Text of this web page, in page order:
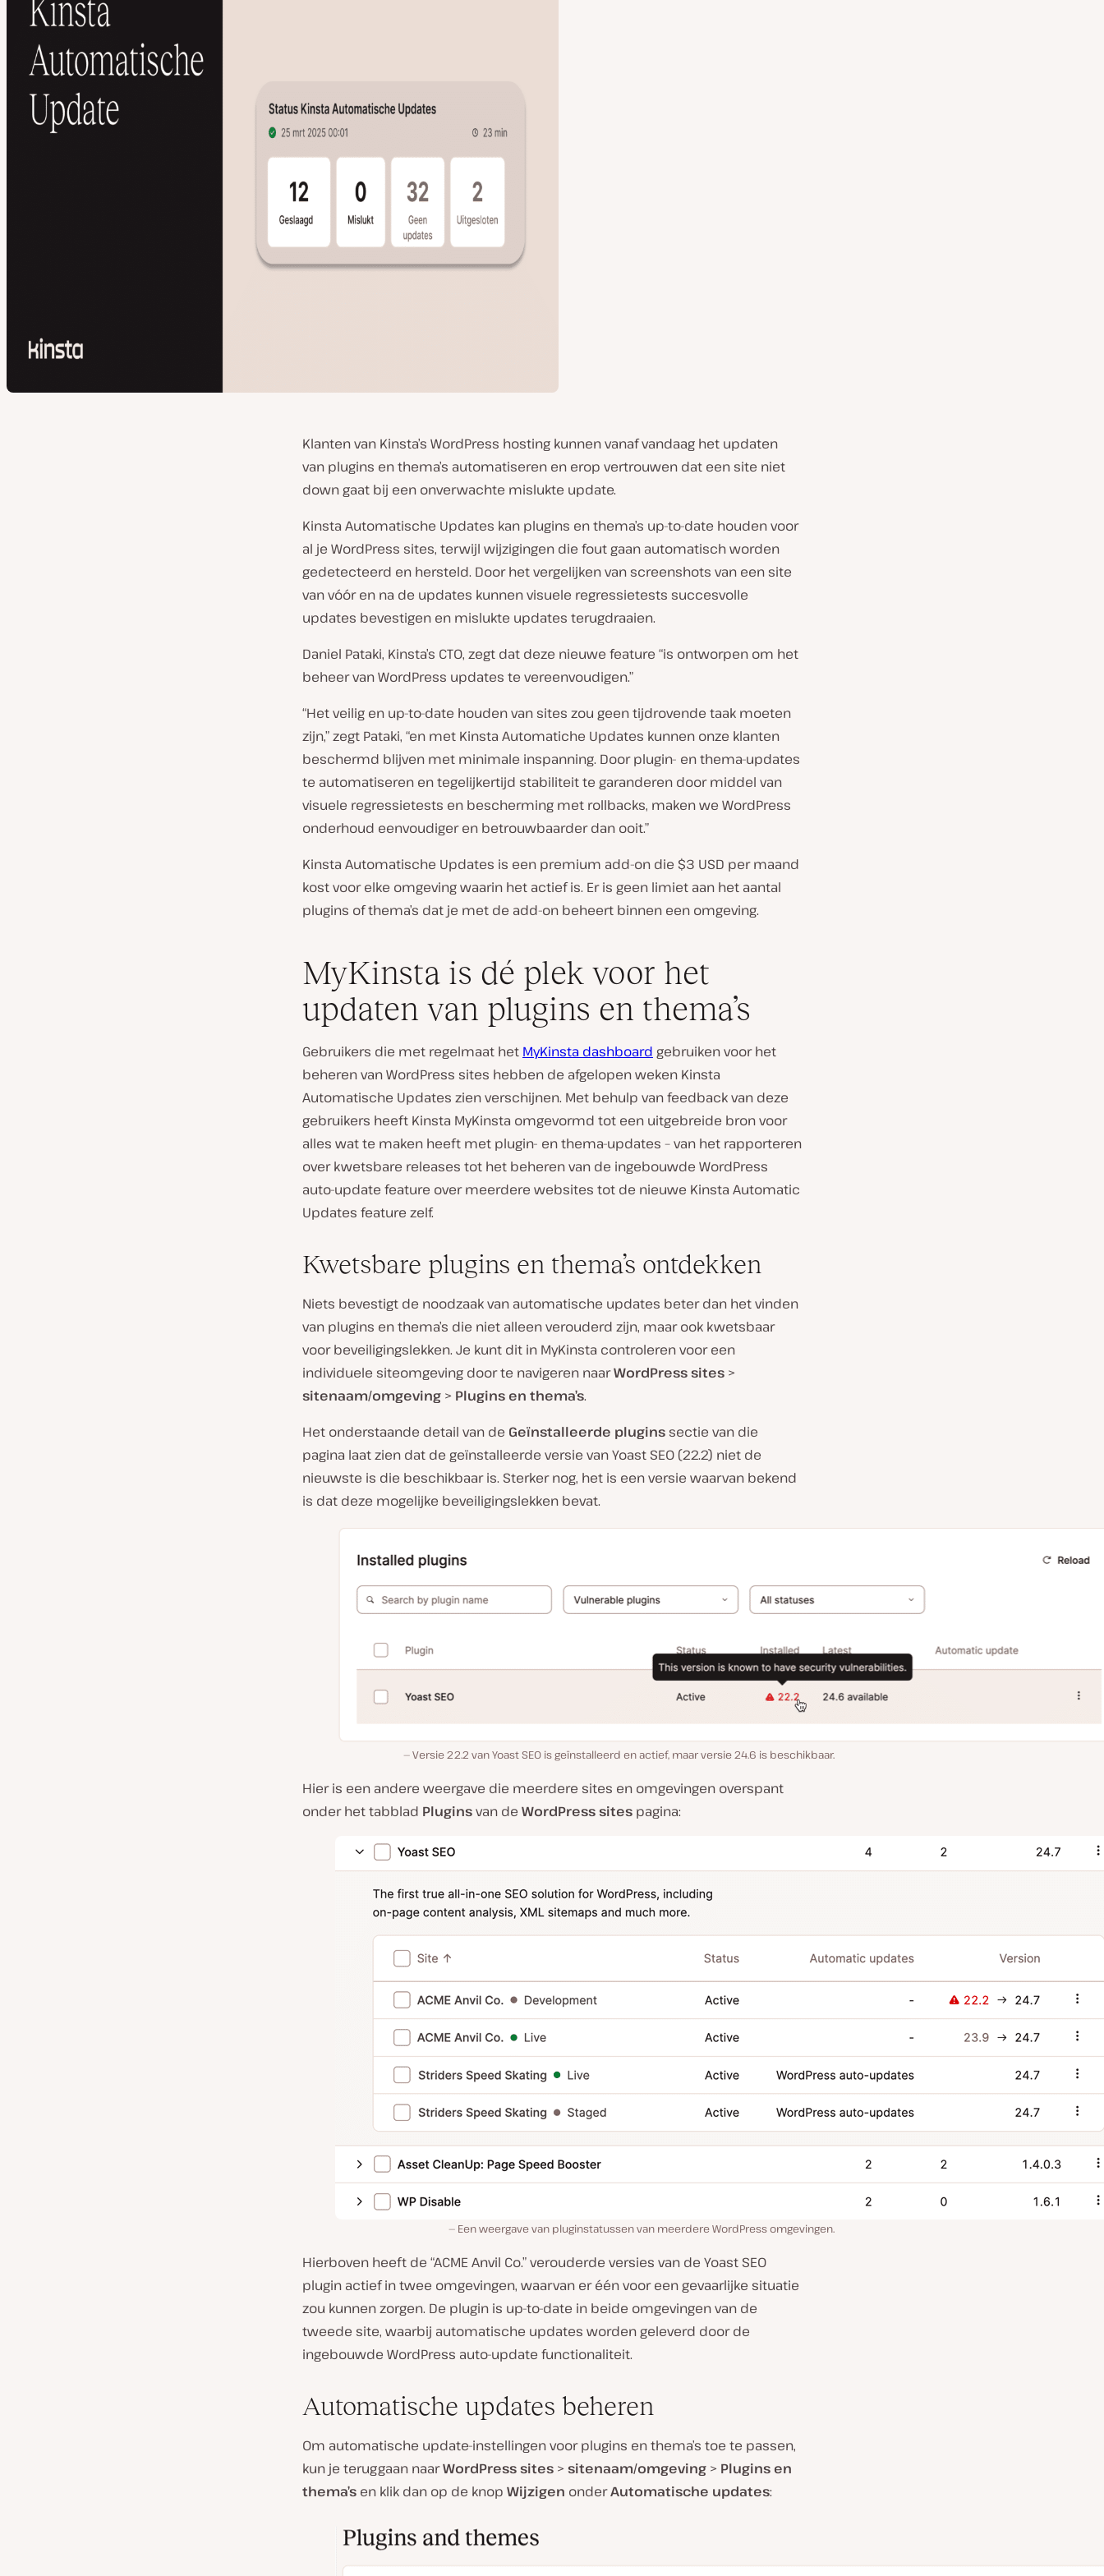
Klanten van Kinsta’s WordPress hosting kunnen vanaf vandaag het updaten
van plugins en thema’s automatiseren en erop vertrouwen dat een site niet
down gaat bij een onverwachte mislukte update.
Kinsta Automatische Updates kan plugins en thema’s up-to-date houden voor
al je WordPress sites, terwijl wijzigingen die fout gaan automatisch worden
gedetecteerd en hersteld. Door het vergelijken van screenshots van een site
van vóór en na de updates kunnen visuele regressietests succesvolle
updates bevestigen en mislukte updates terugdraaien.
Daniel Pataki, Kinsta’s CTO, zegt dat deze nieuwe feature “is ontworpen om het
beheer van WordPress updates te vereenvoudigen.”
“Het veilig en up-to-date houden van sites zou geen tijdrovende taak moeten
zijn,” zegt Pataki, “en met Kinsta Automatiche Updates kunnen onze klanten
beschermd blijven met minimale inspanning. Door plugin- en thema-updates
te automatiseren en tegelijkertijd stabiliteit te garanderen door middel van
visuele regressietests en bescherming met rollbacks, maken we WordPress
onderhoud eenvoudiger en betrouwbaarder dan ooit.”
Kinsta Automatische Updates is een premium add-on die $3 USD per maand
kost voor elke omgeving waarin het actief is. Er is geen limiet aan het aantal
plugins of thema’s dat je met de add-on beheert binnen een omgeving.
MyKinsta is dé plek voor het
updaten van plugins en thema’s
Gebruikers die met regelmaat het MyKinsta dashboard gebruiken voor het
beheren van WordPress sites hebben de afgelopen weken Kinsta
Automatische Updates zien verschijnen. Met behulp van feedback van deze
gebruikers heeft Kinsta MyKinsta omgevormd tot een uitgebreide bron voor
alles wat te maken heeft met plugin- en thema-updates – van het rapporteren
over kwetsbare releases tot het beheren van de ingebouwde WordPress
auto-update feature over meerdere websites tot de nieuwe Kinsta Automatic
Updates feature zelf.
Kwetsbare plugins en thema’s ontdekken
Niets bevestigt de noodzaak van automatische updates beter dan het vinden
van plugins en thema’s die niet alleen verouderd zijn, maar ook kwetsbaar
voor beveiligingslekken. Je kunt dit in MyKinsta controleren voor een
individuele siteomgeving door te navigeren naarWordPress sites >
sitenaam/omgeving > Plugins en thema’s.
Het onderstaande detail van de Geïnstalleerde plugins sectie van die
pagina laat zien dat de geïnstalleerde versie van Yoast SEO (22.2) niet de
nieuwste is die beschikbaar is. Sterker nog, het is een versie waarvan bekend
is dat deze mogelijke beveiligingslekken bevat.
Versie 22.2 van Yoast SEO is geïnstalleerd en actief, maar versie 24.6 is beschikbaar.
Hier is een andere weergave die meerdere sites en omgevingen overspant
onder het tabblad Pluginsvan de WordPress sites pagina:
Een weergave van pluginstatussen van meerdere WordPress omgevingen.
Hierboven heeft de “ACME Anvil Co.” verouderde versies van de Yoast SEO
plugin actief in twee omgevingen, waarvan er één voor een gevaarlijke situatie
zou kunnen zorgen. De plugin is up-to-date in beide omgevingen van de
tweede site, waarbij automatische updates worden geleverd door de
ingebouwde WordPress auto-update functionaliteit.
Automatische updates beheren
Om automatische update-instellingen voor plugins en thema’s toe te passen,
kun je teruggaan naarWordPress sites >sitenaam/omgeving > Plugins en
thema’s en klik dan op de knop Wijzigen onderAutomatische updates: